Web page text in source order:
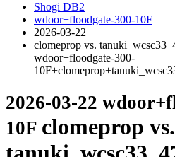
Shogi DB2
wdoor+floodgate-300-10F
2026-03-22
clomeprop vs.
wdoor+floodgate-300-
2026-03-22
10F clomeprop vs.